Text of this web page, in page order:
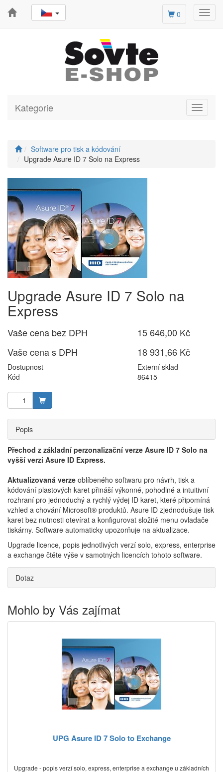
0
Toggle
Kategorie
Software pro tisk a kódování
Upgrade Asure ID 7 Solo na Express
Upgrade Asure ID 7 Solo na
Express
Vaše cena bez DPH
15 646,00 Kč
Vaše cena s DPH
18 931,66 Kč
Dostupnost
Externí sklad
Kód
86415
Popis
Přechod z základní perzonalizační verze Asure ID 7 Solo na
vyšší verzi Asure ID Express.
Aktualizovaná verze oblíbeného softwaru pro návrh, tisk a
kódování plastových karet přináší výkonné, pohodlné a intuitivní
rozhraní pro jednoduchý a rychlý výdej ID karet, které připomíná
vzhled a chování Microsoft® produktů. Asure ID zjednodušuje tisk
karet bez nutnosti otevírat a konfigurovat složité menu ovladače
tiskárny. Software automaticky upozorňuje na aktualizace.
Upgrade licence, popis jednotlivých verzí solo, express, enterprise
a exchange čtěte výše v samotných licencích tohoto software.
Dotaz
Mohlo by Vás zajímat
UPG Asure ID 7 Solo to Exchange
Upgrade - popis verzí solo, express, enterprise a exchange u základních